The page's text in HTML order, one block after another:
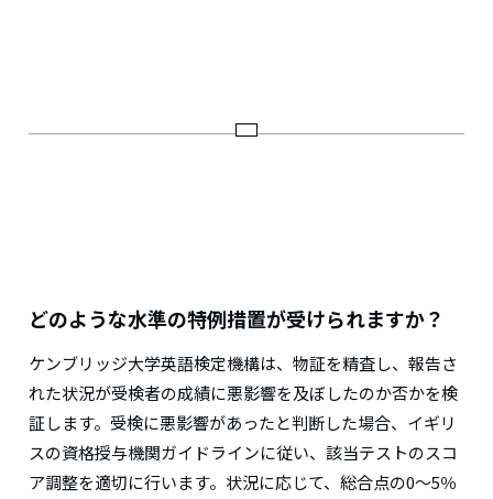
どのような水準の特例措置が受けられますか？
ケンブリッジ大学英語検定機構は、物証を精査し、報告さ
れた状況が受検者の成績に悪影響を及ぼしたのか否かを検
証します。受検に悪影響があったと判断した場合、イギリ
スの資格授与機関ガイドラインに従い、該当テストのスコ
ア調整を適切に行います。状況に応じて、総合点の0～5％